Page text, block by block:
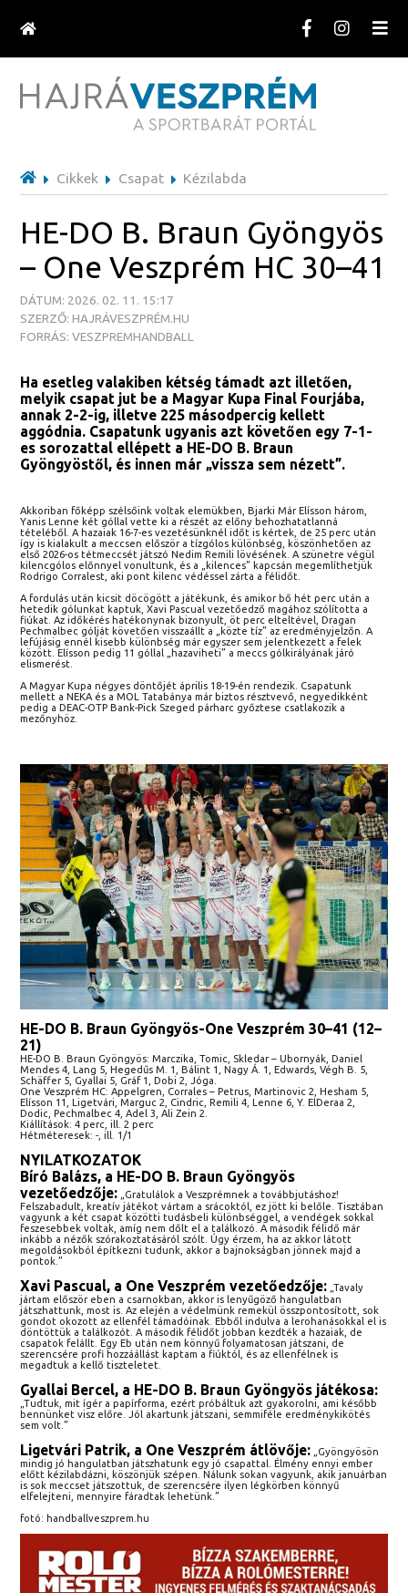
Cikkek Csapat Kézilabda
HE-DO B. Braun Gyöngyös
– One Veszprém HC 30–41
DÁTUM: 2026. 02. 11. 15:17
SZERZŐ: HAJRÁVESZPRÉM.HU
FORRÁS: VESZPREMHANDBALL
Ha esetleg valakiben kétség támadt azt illetően,
melyik csapat jut be a Magyar Kupa Final Fourjába,
annak 2-2-ig, illetve 225 másodpercig kellett
aggódnia. Csapatunk ugyanis azt követően egy 7-1-
es sorozattal ellépett a HE-DO B. Braun
Gyöngyöstől, és innen már „vissza sem nézett”.
Akkoriban főképp szélsőink voltak elemükben, Bjarki Már Elísson három,
Yanis Lenne két góllal vette ki a részét az előny behozhatatlanná
tételéből. A hazaiak 16-7-es vezetésünknél időt is kértek, de 25 perc után
így is kialakult a meccsen először a tízgólos különbség, köszönhetően az
első 2026-os tétmeccsét játszó Nedim Remili lövésének. A szünetre végül
kilencgólos előnnyel vonultunk, és a „kilences” kapcsán megemlíthetjük
Rodrigo Corralest, aki pont kilenc védéssel zárta a félidőt.
A fordulás után kicsit döcögött a játékunk, és amikor bő hét perc után a
hetedik gólunkat kaptuk, Xavi Pascual vezetőedző magához szólította a
fiúkat. Az időkérés hatékonynak bizonyult, öt perc elteltével, Dragan
Pechmalbec gólját követően visszaállt a „közte tíz” az eredményjelzőn. A
lefújásig ennél kisebb különbség már egyszer sem jelentkezett a felek
között. Elísson pedig 11 góllal „hazaviheti” a meccs gólkirályának járó
elismerést.
A Magyar Kupa négyes döntőjét április 18-19-én rendezik. Csapatunk
mellett a NEKA és a MOL Tatabánya már biztos résztvevő, negyedikként
pedig a DEAC-OTP Bank-Pick Szeged párharc győztese csatlakozik a
mezőnyhöz.
HE-DO B. Braun Gyöngyös-One Veszprém 30–41 (12–
21)
HE-DO B. Braun Gyöngyös: Marczika, Tomic, Skledar – Ubornyák, Daniel
Mendes 4, Lang 5, Hegedűs M. 1, Bálint 1, Nagy Á. 1, Edwards, Végh B. 5,
Schäffer 5, Gyallai 5, Gráf 1, Dobi 2, Jóga.
One Veszprém HC: Appelgren, Corrales – Petrus, Martinovic 2, Hesham 5,
Elísson 11, Ligetvári, Marguc 2, Cindric, Remili 4, Lenne 6, Y. ElDeraa 2,
Dodic, Pechmalbec 4, Adel 3, Ali Zein 2.
Kiállítások: 4 perc, ill. 2 perc
Hétméteresek: -, ill. 1/1
NYILATKOZATOK
Bíró Balázs, a HE-DO B. Braun Gyöngyös
vezetőedzője: „Gratulálok a Veszprémnek a továbbjutáshoz!
Felszabadult, kreatív játékot vártam a srácoktól, ez jött ki belőle. Tisztában
vagyunk a két csapat közötti tudásbeli különbséggel, a vendégek sokkal
feszesebbek voltak, amíg nem dőlt el a találkozó. A második félidő már
inkább a nézők szórakoztatásáról szólt. Úgy érzem, ha az akkor látott
megoldásokból építkezni tudunk, akkor a bajnokságban jönnek majd a
pontok.”
Xavi Pascual, a One Veszprém vezetőedzője: „Tavaly
jártam először eben a csarnokban, akkor is lenyűgöző hangulatban
játszhattunk, most is. Az elején a védelmünk remekül összpontosított, sok
gondot okozott az ellenfél támadóinak. Ebből indulva a lerohanásokkal el is
döntöttük a találkozót. A második félidőt jobban kezdték a hazaiak, de
csapatok felállt. Egy Eb után nem könnyű folyamatosan játszani, de
szerencsére profi hozzáállást kaptam a fiúktól, és az ellenfélnek is
megadtuk a kellő tiszteletet.
Gyallai Bercel, a HE-DO B. Braun Gyöngyös játékosa:
„Tudtuk, mit ígér a papírforma, ezért próbáltuk azt gyakorolni, ami később
bennünket visz előre. Jól akartunk játszani, semmiféle eredménykikötés
sem volt.”
Ligetvári Patrik, a One Veszprém átlövője: „Gyöngyösön
mindig jó hangulatban játszhatunk egy jó csapattal. Élmény ennyi ember
előtt kézilabdázni, köszönjük szépen. Nálunk sokan vagyunk, akik januárban
is sok meccset játszottuk, de szerencsére ilyen légkörben könnyű
elfelejteni, mennyire fáradtak lehetünk.”
fotó: handballveszprem.hu